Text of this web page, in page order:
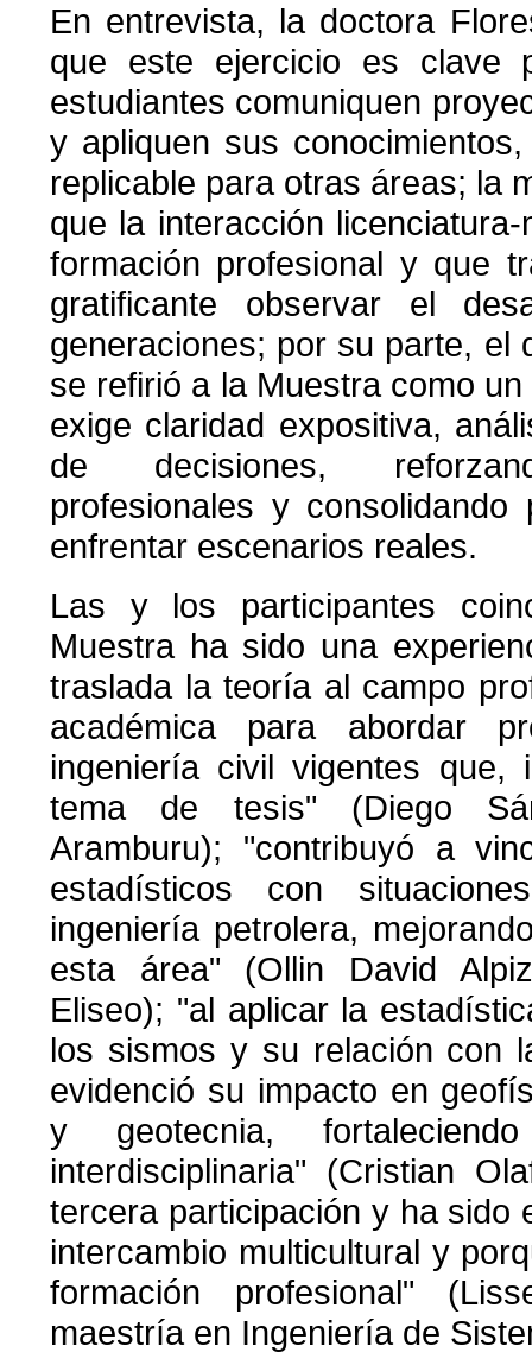
En entrevista, la doctora
que este ejercicio es clave
estudiantes comuniquen
y apliquen sus
replicable para otras áreas; la
que la interacción
formación profesional y que
gratificante observar el
generaciones; por su parte, el
se refirió a la Muestra como
exige claridad expositiva,
de decisiones,
profesionales y consolidando
enfrentar escenarios reales.
Las y los participantes
Muestra ha sido una
traslada la teoría al campo
académica para abordar
ingeniería civil vigentes que,
tema de tesis" (Diego
Aramburu); "contribuyó a
estadísticos con
ingeniería petrolera,
esta área" (Ollin David
Eliseo); "al aplicar la
los sismos y su relación con
evidenció su impacto en
y geotecnia,
interdisciplinaria" (Cristian
tercera participación y ha sido
intercambio multicultural y
formación profesional"
maestría en Ingeniería de